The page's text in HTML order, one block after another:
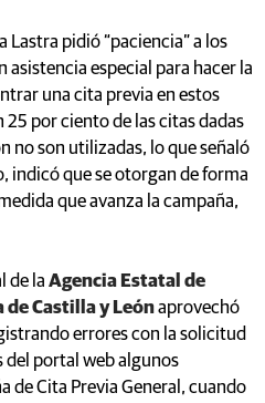
Lastra pidió “paciencia” a los
especial para hacer la
una cita previa en estos
por ciento de las citas dadas
no son utilizadas, lo que señaló
indicó que se otorgan de forma
que avanza la campaña,
de la Agencia Estatal de
Castilla y Leónaprovechó
errores con la solicitud
del portal web algunos
de Cita Previa General, cuando